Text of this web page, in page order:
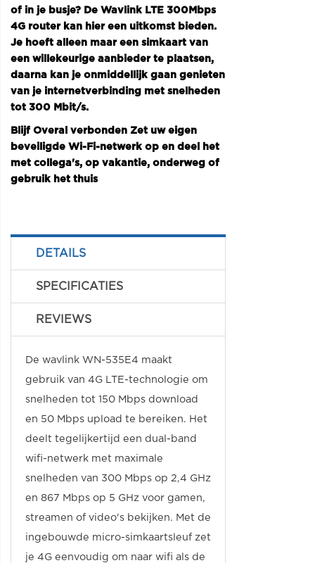
of in je busje? De Wavlink LTE 300Mbps
4G router kan hier een uitkomst bieden.
Je hoeft alleen maar een simkaart van
een willekeurige aanbieder te plaatsen,
daarna kan je onmiddellijk gaan genieten
van je internetverbinding met snelheden
tot 300 Mbit/s.
Blijf Overal verbonden Zet uw eigen
beveiligde Wi-Fi-netwerk op en deel het
met collega's, op vakantie, onderweg of
gebruik het thuis
DETAILS
SPECIFICATIES
REVIEWS
De wavlink WN-535E4 maakt
gebruik van 4G LTE-technologie om
snelheden tot 150 Mbps download
en 50 Mbps upload te bereiken. Het
deelt tegelijkertijd een dual-band
wifi-netwerk met maximale
snelheden van 300 Mbps op 2,4 GHz
en 867 Mbps op 5 GHz voor gamen,
streamen of video's bekijken. Met de
ingebouwde micro-simkaartsleuf zet
je 4G eenvoudig om naar wifi als de